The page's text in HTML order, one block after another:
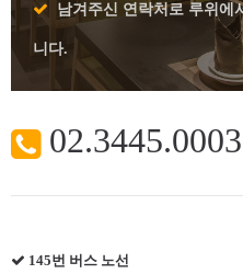
남겨주신 연락처로 루위에
니다.
02.3445.0003
145번 버스 노선